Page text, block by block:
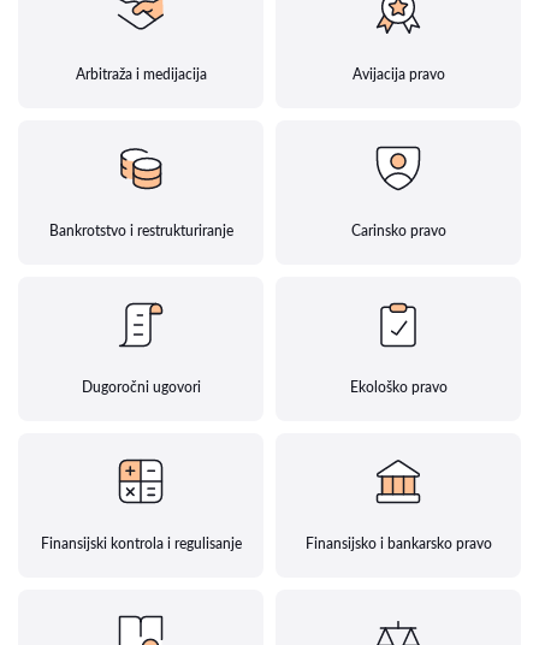
Arbitraža i medijacija Avijacija pravo
Bankrotstvo i restrukturiranje Carinsko pravo
Dugoročni ugovori Ekološko pravo
Finansijski kontrola i regulisanje Finansijsko i bankarsko pravo